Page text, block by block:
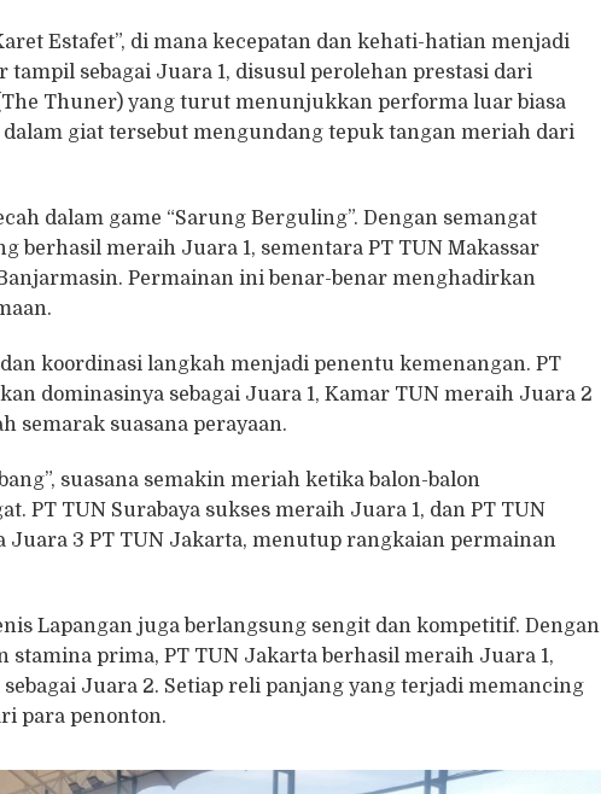
Estafet”, di mana kecepatan dan kehati-hatian menjadi
tampil sebagai Juara 1, disusul perolehan prestasi dari
Thuner) yang turut menunjukkan performa luar biasa
dalam giat tersebut mengundang tepuk tangan meriah dari
dalam game “Sarung Berguling”. Dengan semangat
berhasil meraih Juara 1, sementara PT TUN Makassar
Permainan ini benar-benar menghadirkan
dan koordinasi langkah menjadi penentu kemenangan. PT
dominasinya sebagai Juara 1, Kamar TUN meraih Juara 2
semarak suasana perayaan.
suasana semakin meriah ketika balon-balon
PT TUN Surabaya sukses meraih Juara 1, dan PT TUN
Juara 3 PT TUN Jakarta, menutup rangkaian permainan
Lapangan juga berlangsung sengit dan kompetitif. Dengan
prima, PT TUN Jakarta berhasil meraih Juara 1,
Juara 2. Setiap reli panjang yang terjadi memancing
para penonton.